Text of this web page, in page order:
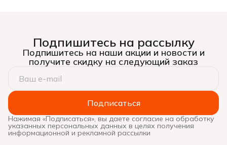
Подпишитесь на рассылку
Подпишитесь на наши акции и новости и
получите скидку на следующий заказ
Подписаться
Нажимая «Подписаться», вы даете согласие на обработку
указанных персональных данных в целях получения
информационной и рекламной рассылки